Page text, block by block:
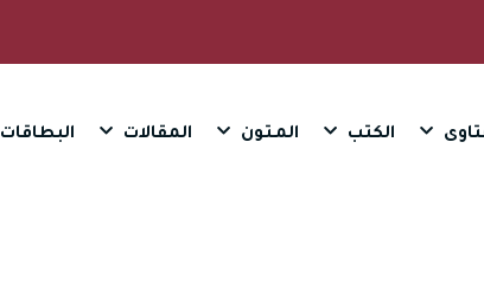
الكتب المـتون المقالات البطاقات